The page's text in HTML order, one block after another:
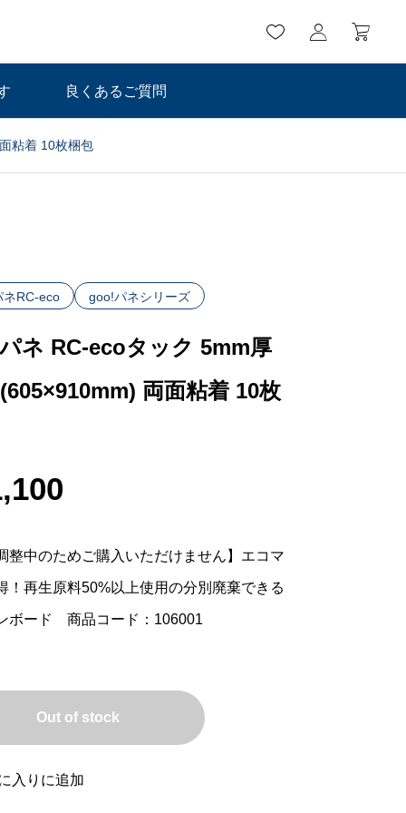
良くあるご質問
粘着 10枚梱包
ネRC-eco goo!パネシリーズ
ネ RC-ecoタック 5mm厚
両面粘着 10枚
整中のためご購入いただけません】エコマ
！再生原料50%以上使用の分別廃棄できる
ボード 商品コード：106001
Out of stock
入りに追加